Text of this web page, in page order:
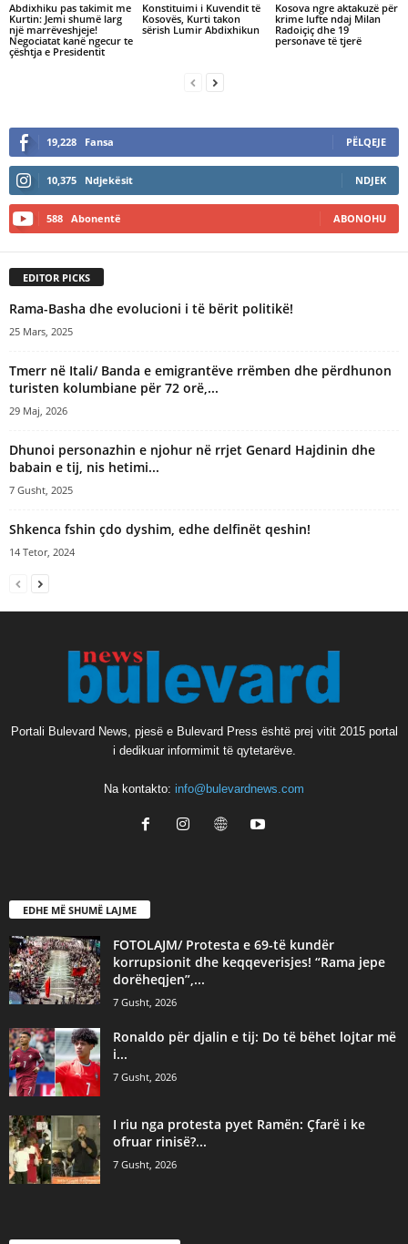
Abdixhiku pas takimit me
Kurtin: Jemi shumë larg
një marrëveshjeje!
Negociatat kanë ngecur te
çështja e Presidentit
Konstituimi i Kuvendit të
Kosovës, Kurti takon
sërish Lumir Abdixhikun
Kosova ngre aktakuzë për
krime lufte ndaj Milan
Radoiçiç dhe 19
personave të tjerë
19,228 Fansa PËLQEJE
10,375 Ndjekësit NDJEK
588 Abonentë ABONOHU
EDITOR PICKS
Rama-Basha dhe evolucioni i të bërit politikë!
25 Mars, 2025
Tmerr në Itali/ Banda e emigrantëve rrëmben dhe përdhunon
turisten kolumbiane për 72 orë,...
29 Maj, 2026
Dhunoi personazhin e njohur në rrjet Genard Hajdinin dhe
babain e tij, nis hetimi...
7 Gusht, 2025
Shkenca fshin çdo dyshim, edhe delfinët qeshin!
14 Tetor, 2024
Portali Bulevard News, pjesë e Bulevard Press është prej vitit 2015 portal
i dedikuar informimit të qytetarëve.
Na kontakto: info@bulevardnews.com
EDHE MË SHUMË LAJME
FOTOLAJM/ Protesta e 69-të kundër
korrupsionit dhe keqqeverisjes! “Rama jepe
dorëheqjen”,...
7 Gusht, 2026
Ronaldo për djalin e tij: Do të bëhet lojtar më
i...
7 Gusht, 2026
I riu nga protesta pyet Ramën: Çfarë i ke
ofruar rinisë?...
7 Gusht, 2026